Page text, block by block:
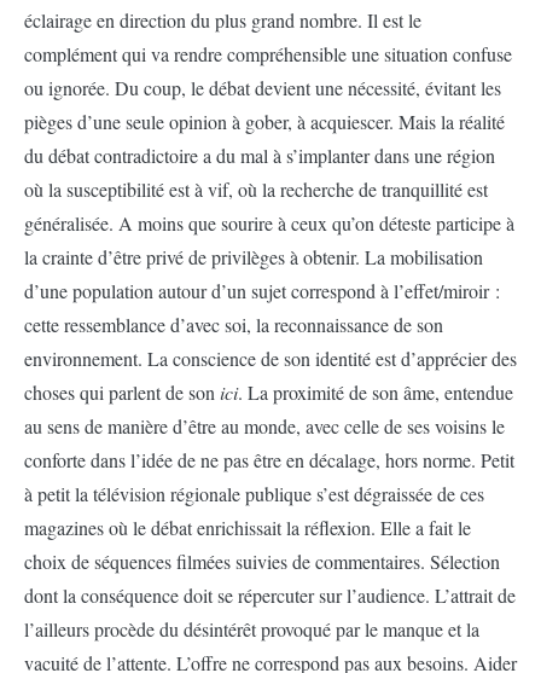
éclairage en direction du plus grand nombre. Il est le
complément qui va rendre compréhensible une situation confuse
ou ignorée. Du coup, le débat devient une nécessité, évitant les
pièges d’une seule opinion à gober, à acquiescer. Mais la réalité
du débat contradictoire a du mal à s’implanter dans une région
où la susceptibilité est à vif, où la recherche de tranquillité est
généralisée. A moins que sourire à ceux qu’on déteste participe à
la crainte d’être privé de privilèges à obtenir. La mobilisation
d’une population autour d’un sujet correspond à l’effet/miroir :
cette ressemblance d’avec soi, la reconnaissance de son
environnement. La conscience de son identité est d’apprécier des
choses qui parlent de son ici. La proximité de son âme, entendue
au sens de manière d’être au monde, avec celle de ses voisins le
conforte dans l’idée de ne pas être en décalage, hors norme. Petit
à petit la télévision régionale publique s’est dégraissée de ces
magazines où le débat enrichissait la réflexion. Elle a fait le
choix de séquences filmées suivies de commentaires. Sélection
dont la conséquence doit se répercuter sur l’audience. L’attrait de
l’ailleurs procède du désintérêt provoqué par le manque et la
vacuité de l’attente. L’offre ne correspond pas aux besoins. Aider